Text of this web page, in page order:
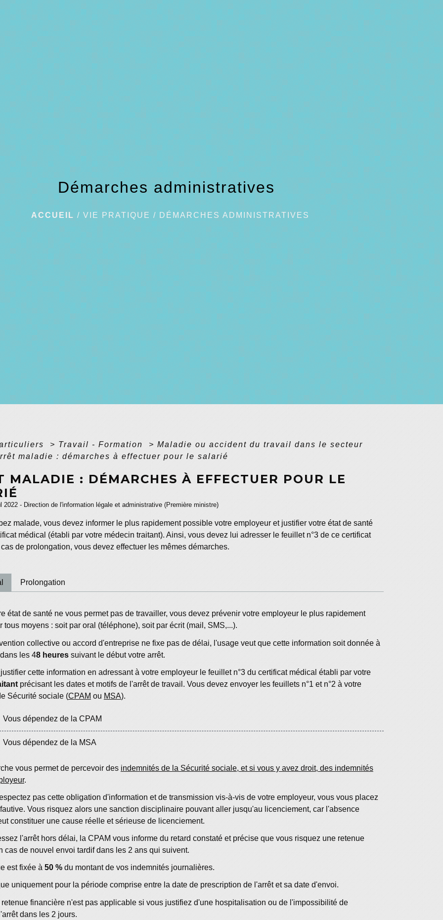
Démarches administratives
ACCUEIL /VIE PRATIQUE / DÉMARCHES ADMINISTRATIVES
> Travail - Formation > Maladie ou accident du travail dans le secteur
maladie : démarches à effectuer pour le salarié
MALADIE : DÉMARCHES À EFFECTUER POUR LE
2022 - Direction de l'information légale et administrative (Première ministre)
malade, vous devez informer le plus rapidement possible votre employeur et justifier votre état de santé
médical (établi par votre médecin traitant). Ainsi, vous devez lui adresser le feuillet n°3 de ce certificat
de prolongation, vous devez effectuer les mêmes démarches.
Prolongation
état de santé ne vous permet pas de travailler, vous devez prévenir votre employeur le plus rapidement
tous moyens : soit par oral (téléphone), soit par écrit (mail, SMS,...).
collective ou accord d'entreprise ne fixe pas de délai, l'usage veut que cette information soit donnée à
les 48 heuressuivant le début votre arrêt.
cette information en adressant à votre employeur le feuillet n°3 du certificat médical établi par votre
précisant les dates et motifs de l'arrêt de travail. Vous devez envoyer les feuillets n°1 et n°2 à votre
Sécurité sociale (CPAM ou MSA).
Vous dépendez de la CPAM
Vous dépendez de la MSA
vous permet de percevoir des indemnités de la Sécurité sociale, et si vous y avez droit, des indemnités
.
pas cette obligation d'information et de transmission vis-à-vis de votre employeur, vous vous placez
Vous risquez alors une sanction disciplinaire pouvant aller jusqu'au licenciement, car l'absence
constituer une cause réelle et sérieuse de licenciement.
l'arrêt hors délai, la CPAM vous informe du retard constaté et précise que vous risquez une retenue
cas de nouvel envoi tardif dans les 2 ans qui suivent.
est fixée à 50 %du montant de vos indemnités journalières.
uniquement pour la période comprise entre la date de prescription de l'arrêt et sa date d'envoi.
retenue financière n'est pas applicable si vous justifiez d'une hospitalisation ou de l'impossibilité de
dans les 2 jours.